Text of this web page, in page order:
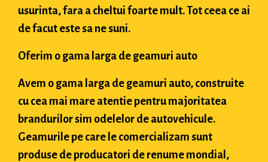
usurinta, fara a cheltui foarte mult. Tot ceea ce ai
de facut este sa ne suni.
Oferim o gama larga de geamuri auto
Avem o gama larga de geamuri auto, construite
cu cea mai mare atentie pentru majoritatea
brandurilor sim odelelor de autovehicule.
Geamurile pe care le comercializam sunt
produse de producatori de renume mondial,